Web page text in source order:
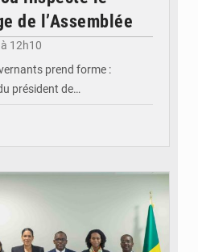
de l’Assemblée
12h10
prend forme :
président de…